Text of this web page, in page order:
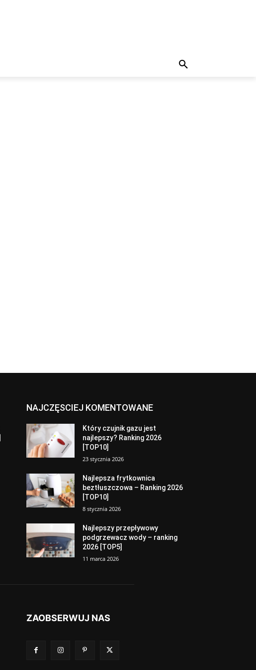
NAJCZĘSCIEJ KOMENTOWANE
Który czujnik gazu jest
najlepszy? Ranking 2026
[TOP10]
23 stycznia 2026
Najlepsza frytkownica
beztłuszczowa – Ranking 2026
[TOP10]
8 stycznia 2026
Najlepszy przepływowy
podgrzewacz wody – ranking
2026 [TOP5]
11 marca 2026
ZAOBSERWUJ NAS